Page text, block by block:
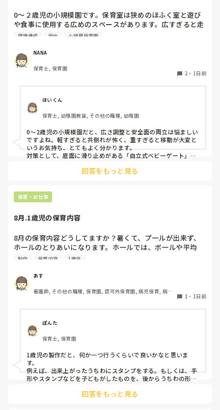
0〜２歳児の小規模園です。保育室は狭めのほふく室と遊び
や食事に使用する広めのスペースがあります。広すぎると走
り回ったりして落ち着かないので、活動によってパーテーシ
うな素材で軽いので、ちょっと体が当たると倒れたり、つか
まり立ちが不安定な子にとっては共倒れになったりで危険で
す。かと言って固定してしまうと活動によって柔軟に移動す
しっかりした重いものを置いていましたが、移動が大変で使
い勝手が悪く、子どもがぶつかって倒れた時に怖い思いをし
ました。
皆さんの園ではどんなもので工夫されていますか？
環境構成 安全 小規模保育園
NANA
保育士, 保育園
2 ・ 1日前
ほいくん
保育士, 幼稚園教諭, その他の職種, 幼稚園
0〜2歳児の小規模園だと、広さ調整と安全面の両立は悩ましい
ですよね。軽すぎると共倒れが怖く、重すぎると移動が大変と
いうお気持ち、とてもよく分かります。
対策として、底面に滑り止めがある「自立式ベビーゲート」な
た、ストッパー付きキャスターをつけたロー棚を仕切りにすれ
り、脚元に水入りペットボトルなどの重りを付けて補強してみ
てくださいね。安全で使いやすい方法が見つかるよう応援して
回答をもっと見る
保育・お仕事
8月.1歳児の保育内容
8月の保育内容どうしてますか？暑くて、プ一ルが出来ず、
ホ一ルのとりあいになります。ホ一ルでは、ボ一ルや平均
台、風船で遊んでいます。製作で、うちわや望遠鏡や風鈴🎐
クラスです、玩具で遊ばせながら、何人かずつよんで、やっ
ています。何か、いいアイデアや、工夫など、何でもいいの
で、教えて下さい。
制作 保育内容 1歳児
あす
看護師, その他の職種, 保育園, 認可外保育園, 病児保育, 病院
1 ・ 1日前
ぽんた
保育士, 保育園
1歳児の製作だと、何か一つ行うくらいで良いかなと思いま
す。
例えば、出来上がったうちわにスタンプをする。もしくは、手
形やスタンプなどを子どもがしたものを、後からうちわの形に
回答をもっと見る